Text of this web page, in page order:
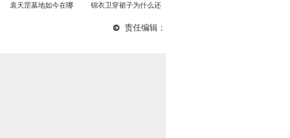
袁天罡墓地如今在哪
锦衣卫穿裙子为什么还
责任编辑：